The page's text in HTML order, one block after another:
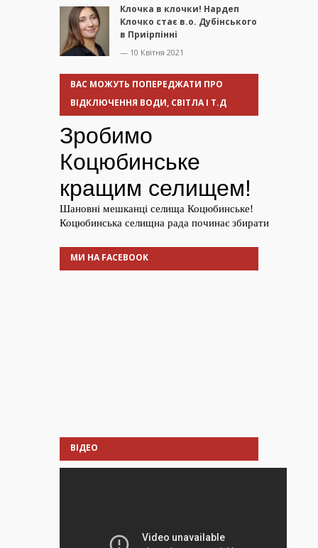
Клочка в клочки! Нардеп
Клочко стає в.о. Дубінського
в Приірпінні
— 10 Квітня 2021
ВАС МОЖУТЬ ПОПЕРЕДЖАТИ ПРО
ВІДКЛЮЧЕННЯ ВОДИ, СВІТЛА І Т.Д
МИ НА FACEBOOK
ВІДЕО